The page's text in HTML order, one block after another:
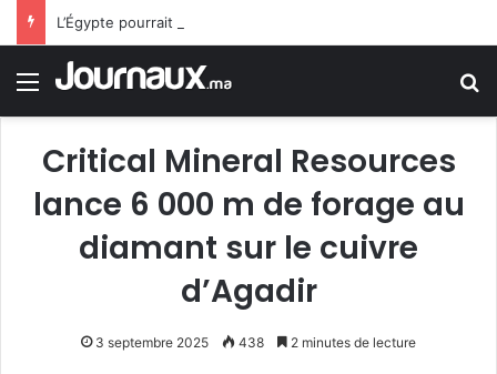
Menu
Critical Mineral Resources
lance 6 000 m de forage au
diamant sur le cuivre
d’Agadir
3 septembre 2025 438 2 minutes de lecture